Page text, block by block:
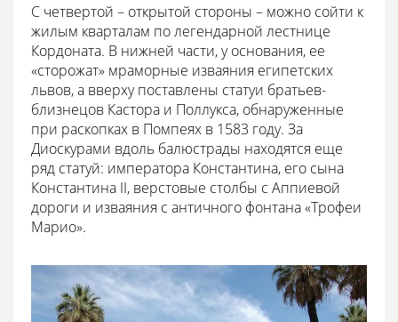
С четвертой – открытой стороны – можно сойти к
жилым кварталам по легендарной лестнице
Кордоната. В нижней части, у основания, ее
«сторожат» мраморные изваяния египетских
львов, а вверху поставлены статуи братьев-
близнецов Кастора и Поллукса, обнаруженные
при раскопках в Помпеях в 1583 году. За
Диоскурами вдоль балюстрады находятся еще
ряд статуй: императора Константина, его сына
Константина II, верстовые столбы с Аппиевой
дороги и изваяния с античного фонтана «Трофеи
Марио».